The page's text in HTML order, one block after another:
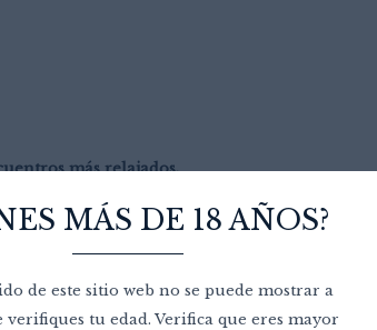
más relajados.
COMPARTIR Y
buscan los amantes del buen vino.
MÁS DE 18 AÑOS?
de este sitio web no se puede mostrar a
verifiques tu edad. Verifica que eres mayor